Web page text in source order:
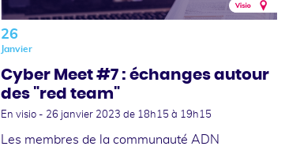
26
Janvier
Cyber Meet #7 : échanges autour
des "red team"
En visio - 26 janvier 2023 de 18h15 à 19h15
Les membres de la communauté ADN